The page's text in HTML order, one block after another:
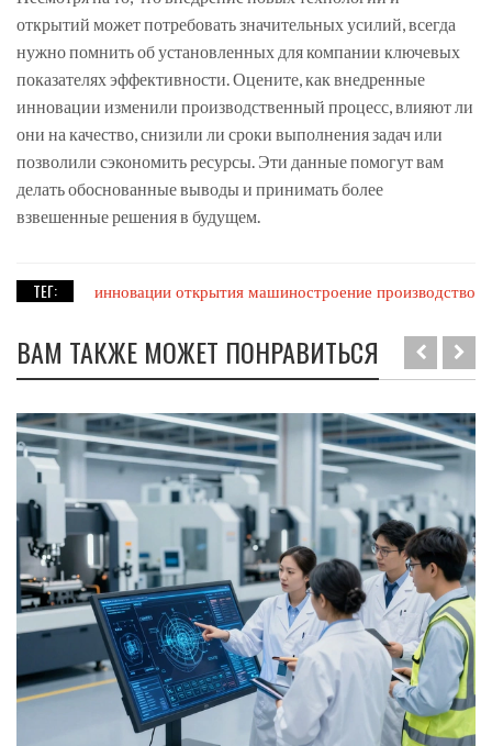
открытий может потребовать значительных усилий, всегда
нужно помнить об установленных для компании ключевых
показателях эффективности. Оцените, как внедренные
инновации изменили производственный процесс, влияют ли
они на качество, снизили ли сроки выполнения задач или
позволили сэкономить ресурсы. Эти данные помогут вам
делать обоснованные выводы и принимать более
взвешенные решения в будущем.
ТЕГ: инновации открытия машиностроение производство
ВАМ ТАКЖЕ МОЖЕТ ПОНРАВИТЬСЯ